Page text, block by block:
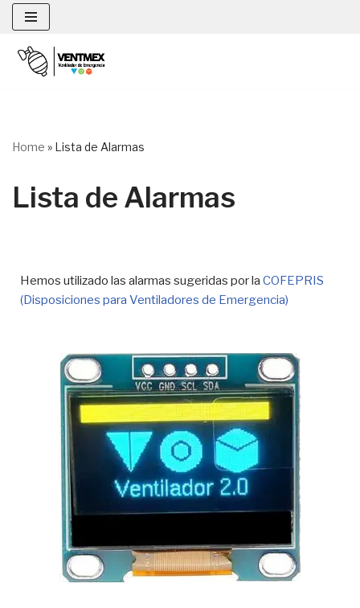
Saltar
al
contenido
Home » Lista de Alarmas
Lista de Alarmas
Hemos utilizado las alarmas sugeridas por la COFEPRIS
(Disposiciones para Ventiladores de Emergencia)